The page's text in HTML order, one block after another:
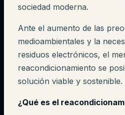
sociedad moderna.
Ante el aumento de las
medioambientales y la
residuos electrónicos, el
reacondicionamiento se
solución viable y sostenible.
¿Qué es el